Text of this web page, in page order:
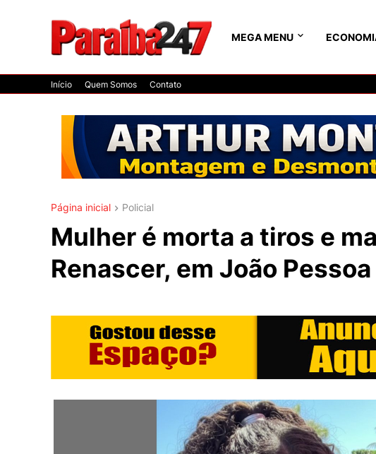
MEGA MENU
Início Quem Somos Contato
Página inicial Policial
Mulher é morta a tiros e
Renascer, em João Pessoa